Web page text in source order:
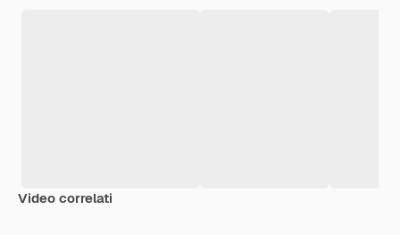
Video correlati